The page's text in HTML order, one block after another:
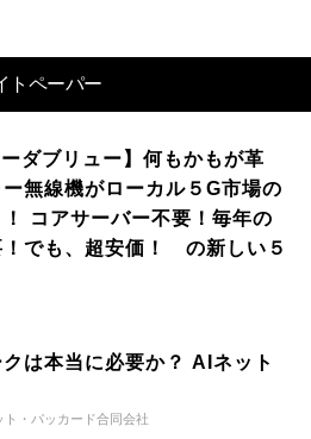
トペーパー
ダブリュー】何もかもが革
無線機がローカル５G市場の
コアサーバー不要！毎年の
！でも、超安価！ の新しい５
は本当に必要か？ AIネット
・パッカード合同会社